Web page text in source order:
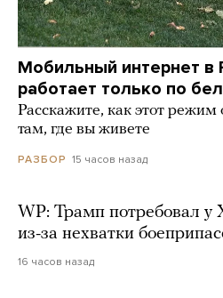
Мобильный интернет в
работает только по
Расскажите, как этот режим
там, где вы живете
РАЗБОР 15 часов назад
WP: Трамп потребовал у
из-за нехватки
16 часов назад